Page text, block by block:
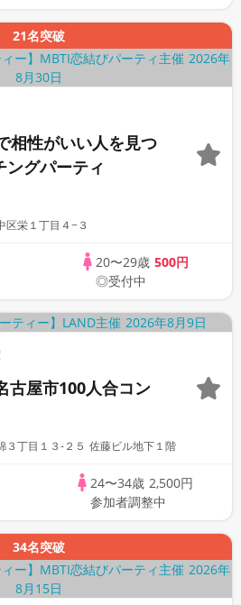
21名突破
相性がいい人を見つ
グパーティ
区栄１丁目４−３
20〜29歳 500円
◎受付中
古屋市100人合コン
３丁目１３-２５ 佐藤ビル地下１階
24〜34歳 2,500円
参加者調整中
34名突破